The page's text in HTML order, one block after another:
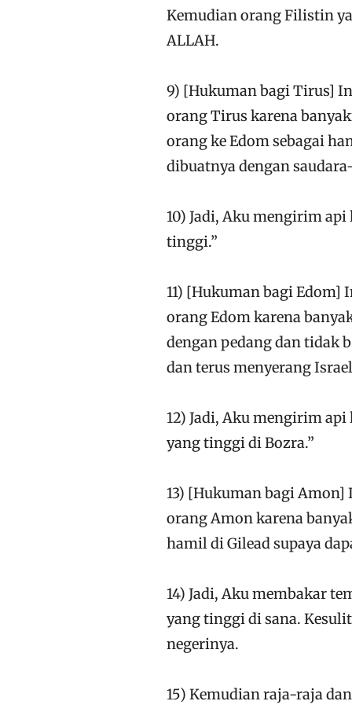
Kemudian orang Filistin
ALLAH.
9) [Hukuman bagi Tirus]
orang Tirus karena
orang ke Edom sebagai
dibuatnya dengan
10) Jadi, Aku mengirim
tinggi.”
11) [Hukuman bagi
orang Edom karena
dengan pedang dan tidak
dan terus menyerang
12) Jadi, Aku mengirim
yang tinggi di Bozra.”
13) [Hukuman bagi
orang Amon karena
hamil di Gilead supaya
14) Jadi, Aku membakar
yang tinggi di sana.
negerinya.
15) Kemudian raja-raja